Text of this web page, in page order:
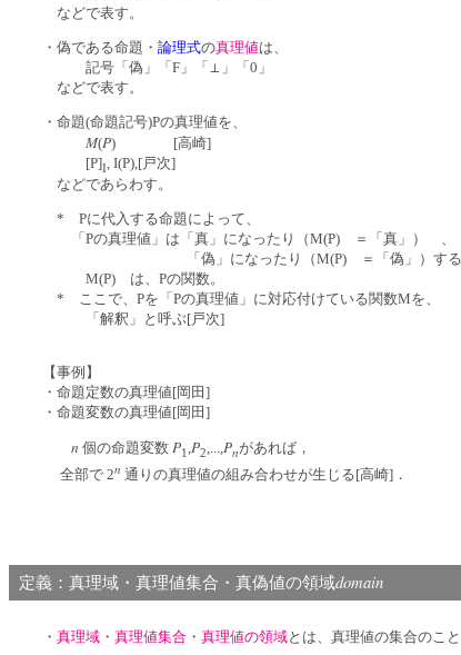
などで表す。
・偽である命題・ 論理式の真理値は、
記号「偽」「F」「⊥」「0」
などで表す。
・命題(命題記号)Pの真理値を、
M(P) [高崎]
[P]I, I(P),[戸次]
などであらわす。
* Pに代入する命題によって、
「Pの真理値」は「真」になったり（M(P) ＝「真」） 、
「偽」になったり（M(P) ＝「偽」）する
M(P) は、Pの関数。
* ここで、Pを「Pの真理値」に対応付けている関数Mを、
「解釈」と呼ぶ[戸次]
【事例】
・命題定数の真理値[岡田]
・命題変数の真理値[岡田]
n 個の命題変数 P1 P2 Pnがあれば，
全部で 2n 通りの真理値の組み合わせが生じる[高崎]．
定義：真理域・真理値集合・真偽値の領域domain
・ 真理域 ・ 真理値集合 ・ 真理値の領域とは、真理値の集合のこと